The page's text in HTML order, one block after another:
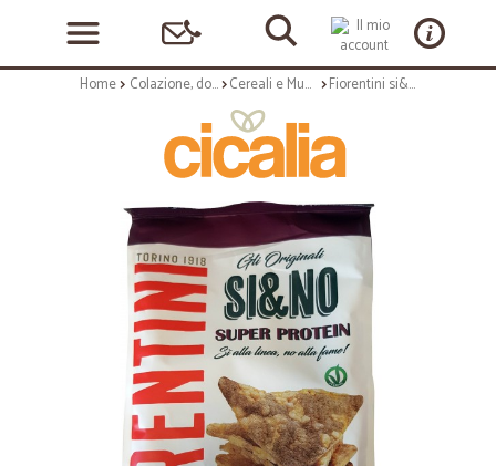
Home Colazione, dolciumi e snack Cereali e Muesli Fiorentini si&no super protein gr.80